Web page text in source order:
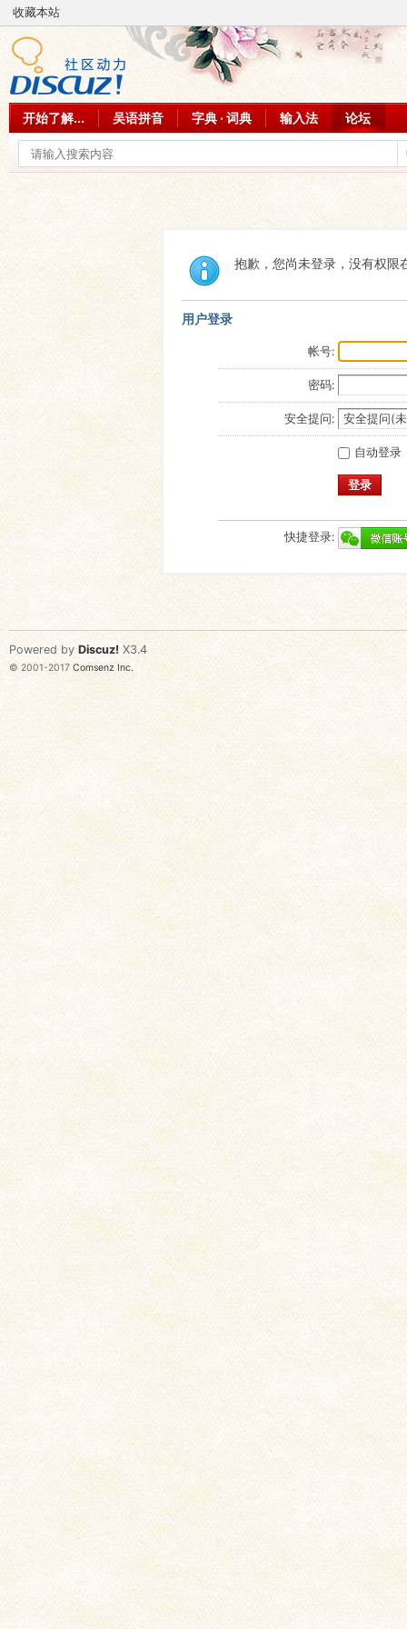
收藏本站
开始了解... 吴语拼音 字典 · 词典 输入法 论坛
抱歉，您尚未登录，没有权限
用户登录
帐号:
密码:
安全提问:
自动登录
登录
快捷登录:
Powered by Discuz! X3.4
© 2001-2017 Comsenz Inc.